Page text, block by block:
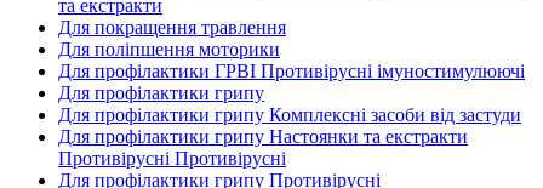
та екстракти
Для покращення травлення
Для поліпшення моторики
Для профілактики ГРВІ Противірусні імуностимулюючі
Для профілактики грипу
Для профілактики грипу Комплексні засоби від застуди
Для профілактики грипу Настоянки та екстракти
Противірусні Противірусні
Для профілактики грипу Противірусні